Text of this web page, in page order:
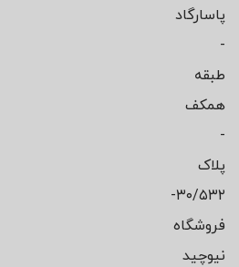
پاسارگاد
-
طبقه
همکف
-
پلاک
۳۰/۵۳۲-
فروشگاه
نیوچید